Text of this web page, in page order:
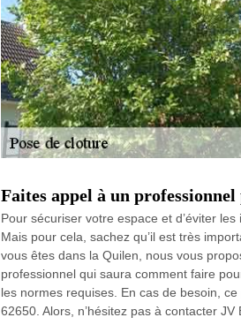
Faites appel à un
Pour sécuriser votre espace et d’éviter
Mais pour cela, sachez qu’il est très
vous êtes dans la Quilen, nous vous
professionnel qui saura comment faire
les normes requises. En cas de besoin,
62650. Alors, n’hésitez pas à contacter JV